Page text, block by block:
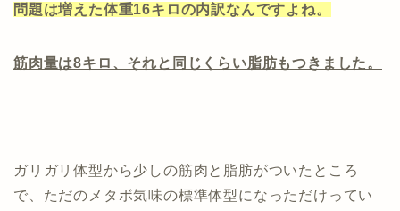
問題は増えた体重16キロの内訳なんですよね。
筋肉量は8キロ、それと同じくらい脂肪もつきました。
ガリガリ体型から少しの筋肉と脂肪がついたところ
で、ただのメタボ気味の標準体型になっただけってい